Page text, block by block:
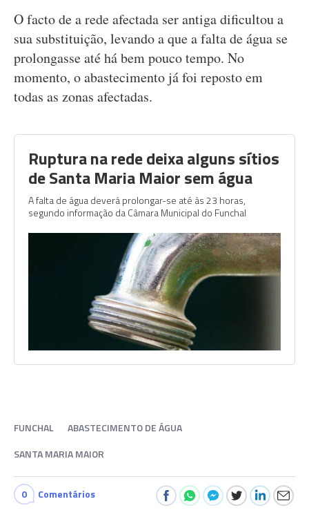
O facto de a rede afectada ser antiga dificultou a
sua substituição, levando a que a falta de água se
prolongasse até há bem pouco tempo. No
momento, o abastecimento já foi reposto em
todas as zonas afectadas.
Ruptura na rede deixa alguns sítios
de Santa Maria Maior sem água
A falta de água deverá prolongar-se até às 23 horas,
segundo informação da Câmara Municipal do Funchal
FUNCHAL
ABASTECIMENTO DE ÁGUA
SANTA MARIA MAIOR
0 Comentários